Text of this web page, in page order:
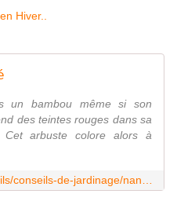
un bambou même si son
des teintes rouges dans sa
arbuste colore alors à